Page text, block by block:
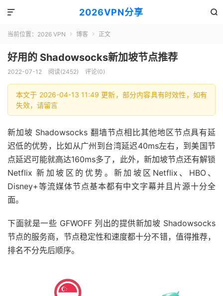
2026VPN分享 

当前位置： 2026 VPN  博客  正文
好用的 Shadowsocks新加坡节点推荐
2022-07-12 阅读(2452) 评论(0)
本文于 2026-04-13 11:49 更新，部分内容具有时效性，如有
失效，请留言
新加坡 Shadowsocks 翻墙节点相比其他地区节点具有延
迟低的优势，比如从广州到台湾延迟40ms左右，到美国节
点延迟可能就高达160ms多了，此外，新加坡节点还有解锁
Netflix 新加坡区的优势。新加坡区Netflix、HBO、
Disney+等流媒体节点基本都有中文字幕并且片源十分全
面。
下面就是一些 GFWOFF 列出的提供新加坡 Shadowsocks
节点的服务商，节点稳定性和速度都十分不错，值得推荐，
排名不分先后顺序。